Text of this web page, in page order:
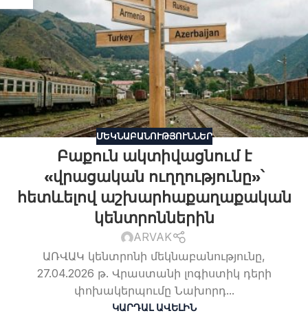
ՄԵԿՆԱԲԱՆՈՒԹՅՈՒՆՆԵՐ
Բաքուն ակտիվացնում է
«վրացական ուղղությունը»՝
հետևելով աշխարհաքաղաքական
կենտրոններին
ARVAK
ԱՌՎԱԿ կենտրոնի մեկնաբանությունը,
27.04.2026 թ. Վրաստանի լոգիստիկ դերի
փոխակերպումը Նախորդ...
ԿԱՐԴԱԼ ԱՎԵԼԻՆ